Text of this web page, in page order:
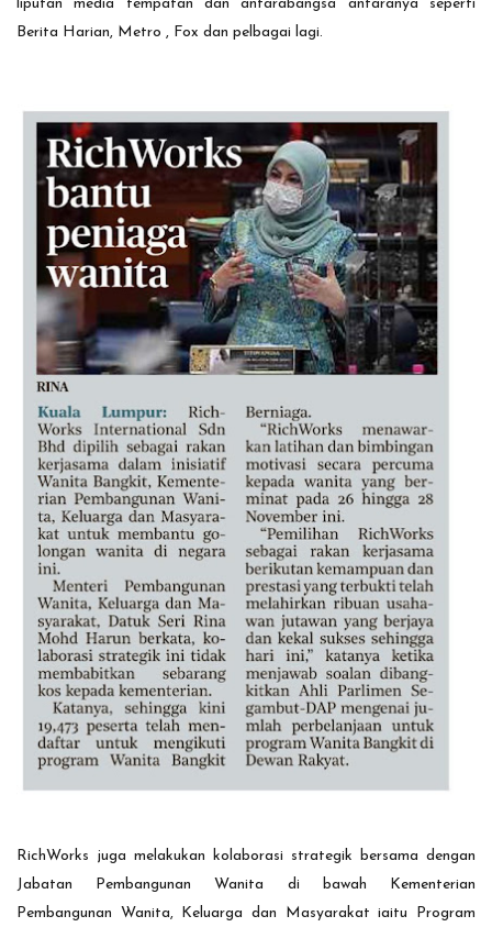
liputan media tempatan dan antarabangsa antaranya seperti
Berita Harian, Metro , Fox dan pelbagai lagi.
RichWorks juga melakukan kolaborasi strategik bersama dengan
Jabatan Pembangunan Wanita di bawah Kementerian
Pembangunan Wanita, Keluarga dan Masyarakat iaitu Program